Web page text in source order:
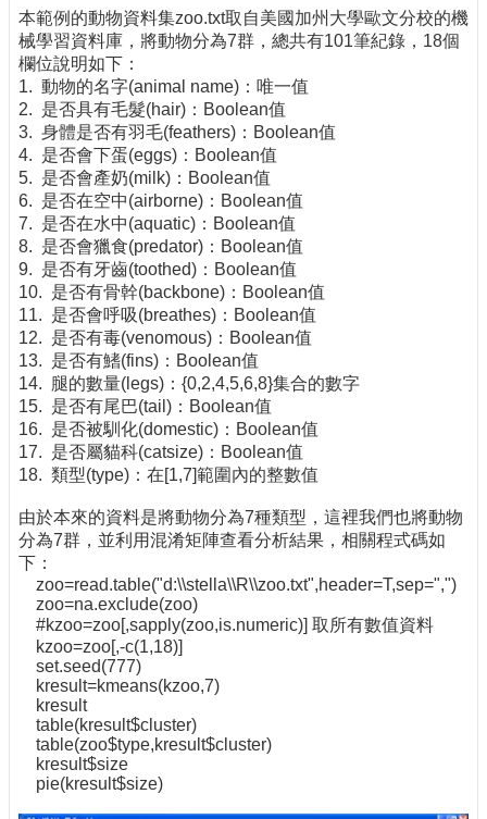
本範例的動物資料集zoo.txt取自美國加州大學歐文分校的機
械學習資料庫，將動物分為7群，總共有101筆紀錄，18個
欄位說明如下：
1. 動物的名字(animal name)：唯一值
2. 是否具有毛髮(hair)：Boolean值
3. 身體是否有羽毛(feathers)：Boolean值
4. 是否會下蛋(eggs)：Boolean值
5. 是否會產奶(milk)：Boolean值
6. 是否在空中(airborne)：Boolean值
7. 是否在水中(aquatic)：Boolean值
8. 是否會獵食(predator)：Boolean值
9. 是否有牙齒(toothed)：Boolean值
10. 是否有骨幹(backbone)：Boolean值
11. 是否會呼吸(breathes)：Boolean值
12. 是否有毒(venomous)：Boolean值
13. 是否有鰭(fins)：Boolean值
14. 腿的數量(legs)：{0,2,4,5,6,8}集合的數字
15. 是否有尾巴(tail)：Boolean值
16. 是否被馴化(domestic)：Boolean值
17. 是否屬貓科(catsize)：Boolean值
18. 類型(type)：在[1,7]範圍內的整數值
由於本來的資料是將動物分為7種類型，這裡我們也將動物
分為7群，並利用混淆矩陣查看分析結果，相關程式碼如
下：
zoo=read.table("d:\\stella\\R\\zoo.txt",header=T,sep=",")
zoo=na.exclude(zoo)
#kzoo=zoo[,sapply(zoo,is.numeric)] 取所有數值資料
kzoo=zoo[,-c(1,18)]
set.seed(777)
kresult=kmeans(kzoo,7)
kresult
table(kresult$cluster)
table(zoo$type,kresult$cluster)
kresult$size
pie(kresult$size)